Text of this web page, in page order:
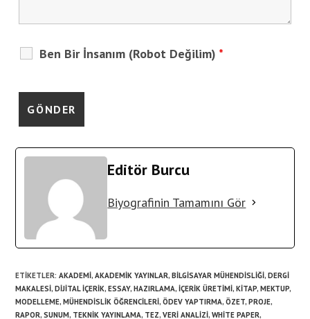
Ben Bir İnsanım (Robot Değilim) *
Editör Burcu
Biyografinin Tamamını Gör
ETIKETLER:AKADEMI, AKADEMIK YAYINLAR, BILGISAYAR MÜHENDISLIĞI, DERGI
MAKALESI, DIJITAL IÇERIK, ESSAY, HAZIRLAMA, IÇERIK ÜRETIMI, KITAP, MEKTUP,
MODELLEME, MÜHENDISLIK ÖĞRENCILERI, ÖDEV YAPTIRMA, ÖZET, PROJE,
RAPOR, SUNUM, TEKNIK YAYINLAMA, TEZ, VERI ANALIZI, WHITE PAPER,